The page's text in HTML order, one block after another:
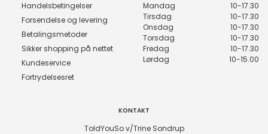
Handelsbetingelser
Forsendelse og levering
Betalingsmetoder
Sikker shopping på nettet
Kundeservice
Fortrydelsesret
Mandag
10-17.30
Tirsdag
10-17.30
Onsdag
10-17.30
Torsdag
10-17.30
Fredag
10-17.30
Lørdag
10-15.00
KONTAKT
ToldYouSo v/Trine Sondrup